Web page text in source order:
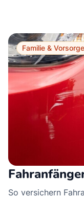
Familie & Vorsorge
So versichern